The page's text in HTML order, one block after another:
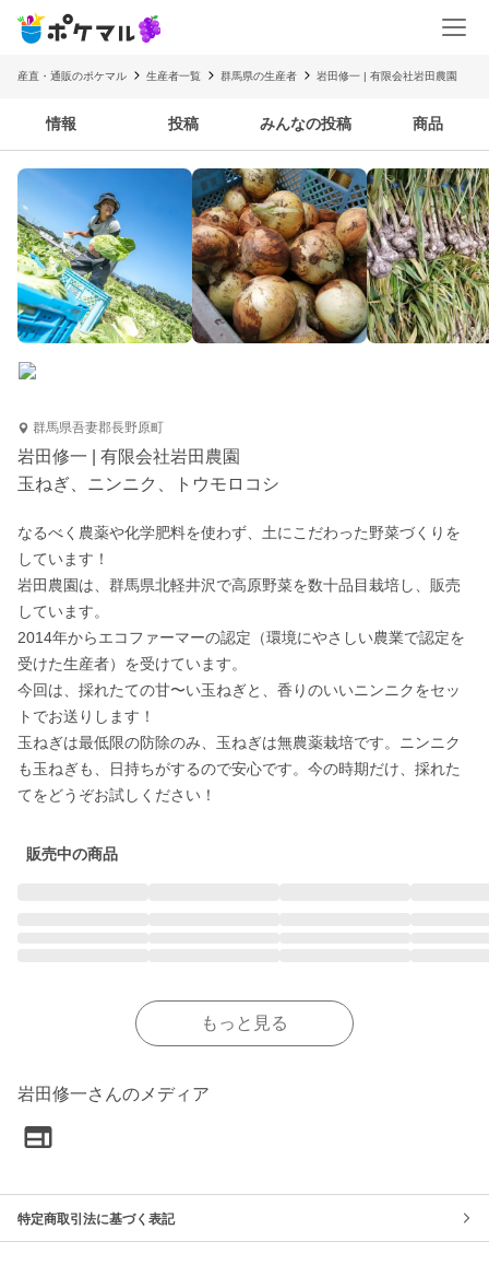
産直・通販のポケマル 生産者一覧 群馬県の生産者 岩田修一 | 有限会社岩田農園
情報 投稿 みんなの投稿 商品
群馬県吾妻郡長野原町
岩田修一 | 有限会社岩田農園
玉ねぎ、ニンニク、トウモロコシ
なるべく農薬や化学肥料を使わず、土にこだわった野菜づくりを
しています！
岩田農園は、群馬県北軽井沢で高原野菜を数十品目栽培し、販売
しています。
2014年からエコファーマーの認定（環境にやさしい農業で認定を
受けた生産者）を受けています。
今回は、採れたての甘〜い玉ねぎと、香りのいいニンニクをセッ
トでお送りします！
玉ねぎは最低限の防除のみ、玉ねぎは無農薬栽培です。ニンニク
も玉ねぎも、日持ちがするので安心です。今の時期だけ、採れた
販売中の商品
もっと見る
岩田修一さんのメディア
特定商取引法に基づく表記